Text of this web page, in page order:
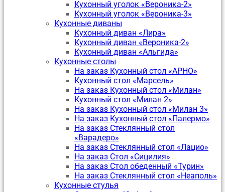
Кухонный уголок «Вероника-2»
Кухонный уголок «Вероника-3»
Кухонные диваны
Кухонный диван «Лира»
Кухонный диван «Вероника-2»
Кухонный диван «Альгида»
Кухонные столы
На заказ Кухонный стол «АРНО»
Кухонный стол «Марсель»
На заказ Кухонный стол «Милан»
Кухонный стол «Милан 2»
На заказ Кухонный стол «Милан 3»
На заказ Кухонный стол «Палермо»
На заказ Стеклянный стол
«Варадеро»
На заказ Стеклянный стол «Лацио»
На заказ Стол «Сицилия»
На заказ Стол обеденный «Турин»
На заказ Стеклянный стол «Неаполь»
Кухонные стулья